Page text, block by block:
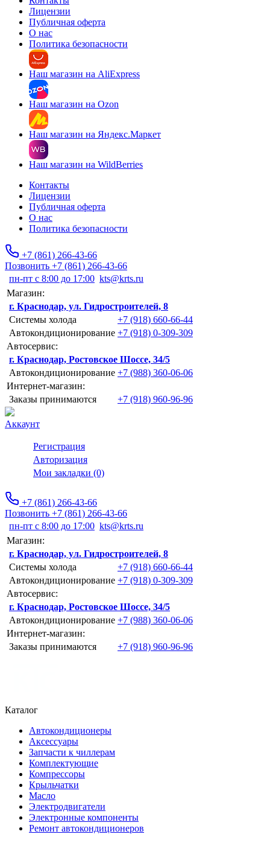
Лицензии
Публичная оферта
О нас
Политика безопасности
Наш магазин на AliExpress
Наш магазин на Ozon
Наш магазин на Яндекс.Маркет
Наш магазин на WildBerries
Контакты
Лицензии
Публичная оферта
О нас
Политика безопасности
+7 (861) 266-43-66
Позвонить +7 (861) 266-43-66
пн-пт с 8:00 до 17:00 kts@krts.ru
Магазин:
г. Краснодар, ул. Гидростроителей, 8
Системы холода
+7 (918) 660-66-44
Автокондиционирование +7 (918) 0-309-309
Автосервис:
г. Краснодар, Ростовское Шоссе, 34/5
Автокондиционирование +7 (988) 360-06-06
Интернет-магазин:
Заказы принимаются
+7 (918) 960-96-96
Аккаунт
Регистрация
Авторизация
Мои закладки (0)
+7 (861) 266-43-66
Позвонить +7 (861) 266-43-66
пн-пт с 8:00 до 17:00 kts@krts.ru
Магазин:
г. Краснодар, ул. Гидростроителей, 8
Системы холода
+7 (918) 660-66-44
Автокондиционирование +7 (918) 0-309-309
Автосервис:
г. Краснодар, Ростовское Шоссе, 34/5
Автокондиционирование +7 (988) 360-06-06
Интернет-магазин:
Заказы принимаются
+7 (918) 960-96-96
Каталог
Автокондиционеры
Аксессуары
Запчасти к чиллерам
Комплектующие
Компрессоры
Крыльчатки
Масло
Электродвигатели
Электронные компоненты
Ремонт автокондиционеров